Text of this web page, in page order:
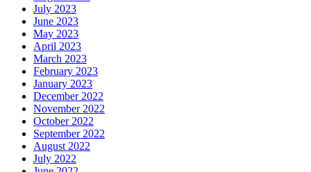
July 2023
June 2023
May 2023
April 2023
March 2023
February 2023
January 2023
December 2022
November 2022
October 2022
September 2022
August 2022
July 2022